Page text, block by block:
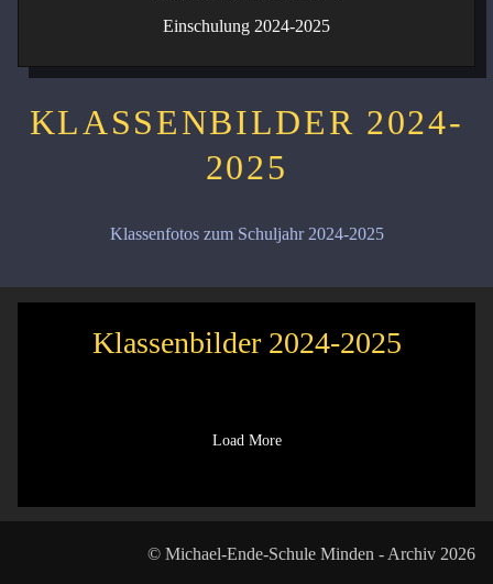
Einschulung 2024-2025
KLASSENBILDER 2024-
2025
Klassenfotos zum Schuljahr 2024-2025
Klassenbilder 2024-2025
Load More
© Michael-Ende-Schule Minden - Archiv 2026